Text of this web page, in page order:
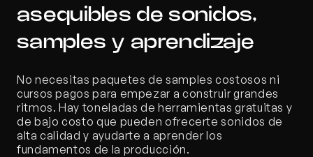
asequibles de sonidos,
samples y aprendizaje
No necesitas paquetes de samples costosos ni
cursos pagos para empezar a construir grandes
ritmos. Hay toneladas de herramientas gratuitas y
de bajo costo que pueden ofrecerte sonidos de
alta calidad y ayudarte a aprender los
fundamentos de la producción.